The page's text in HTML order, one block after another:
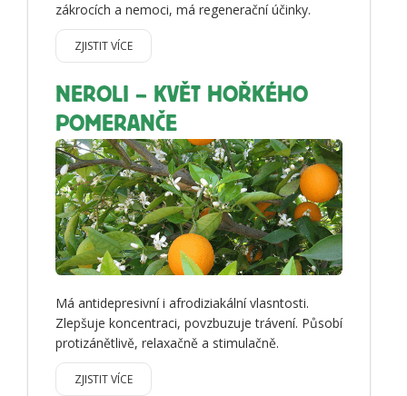
zákrocích a nemoci, má regenerační účinky.
ZJISTIT VÍCE
NEROLI – KVĚT HOŘKÉHO
POMERANČE
Má antidepresivní i afrodiziakální vlasntosti.
Zlepšuje koncentraci, povzbuzuje trávení. Působí
protizánětlivě, relaxačně a stimulačně.
ZJISTIT VÍCE